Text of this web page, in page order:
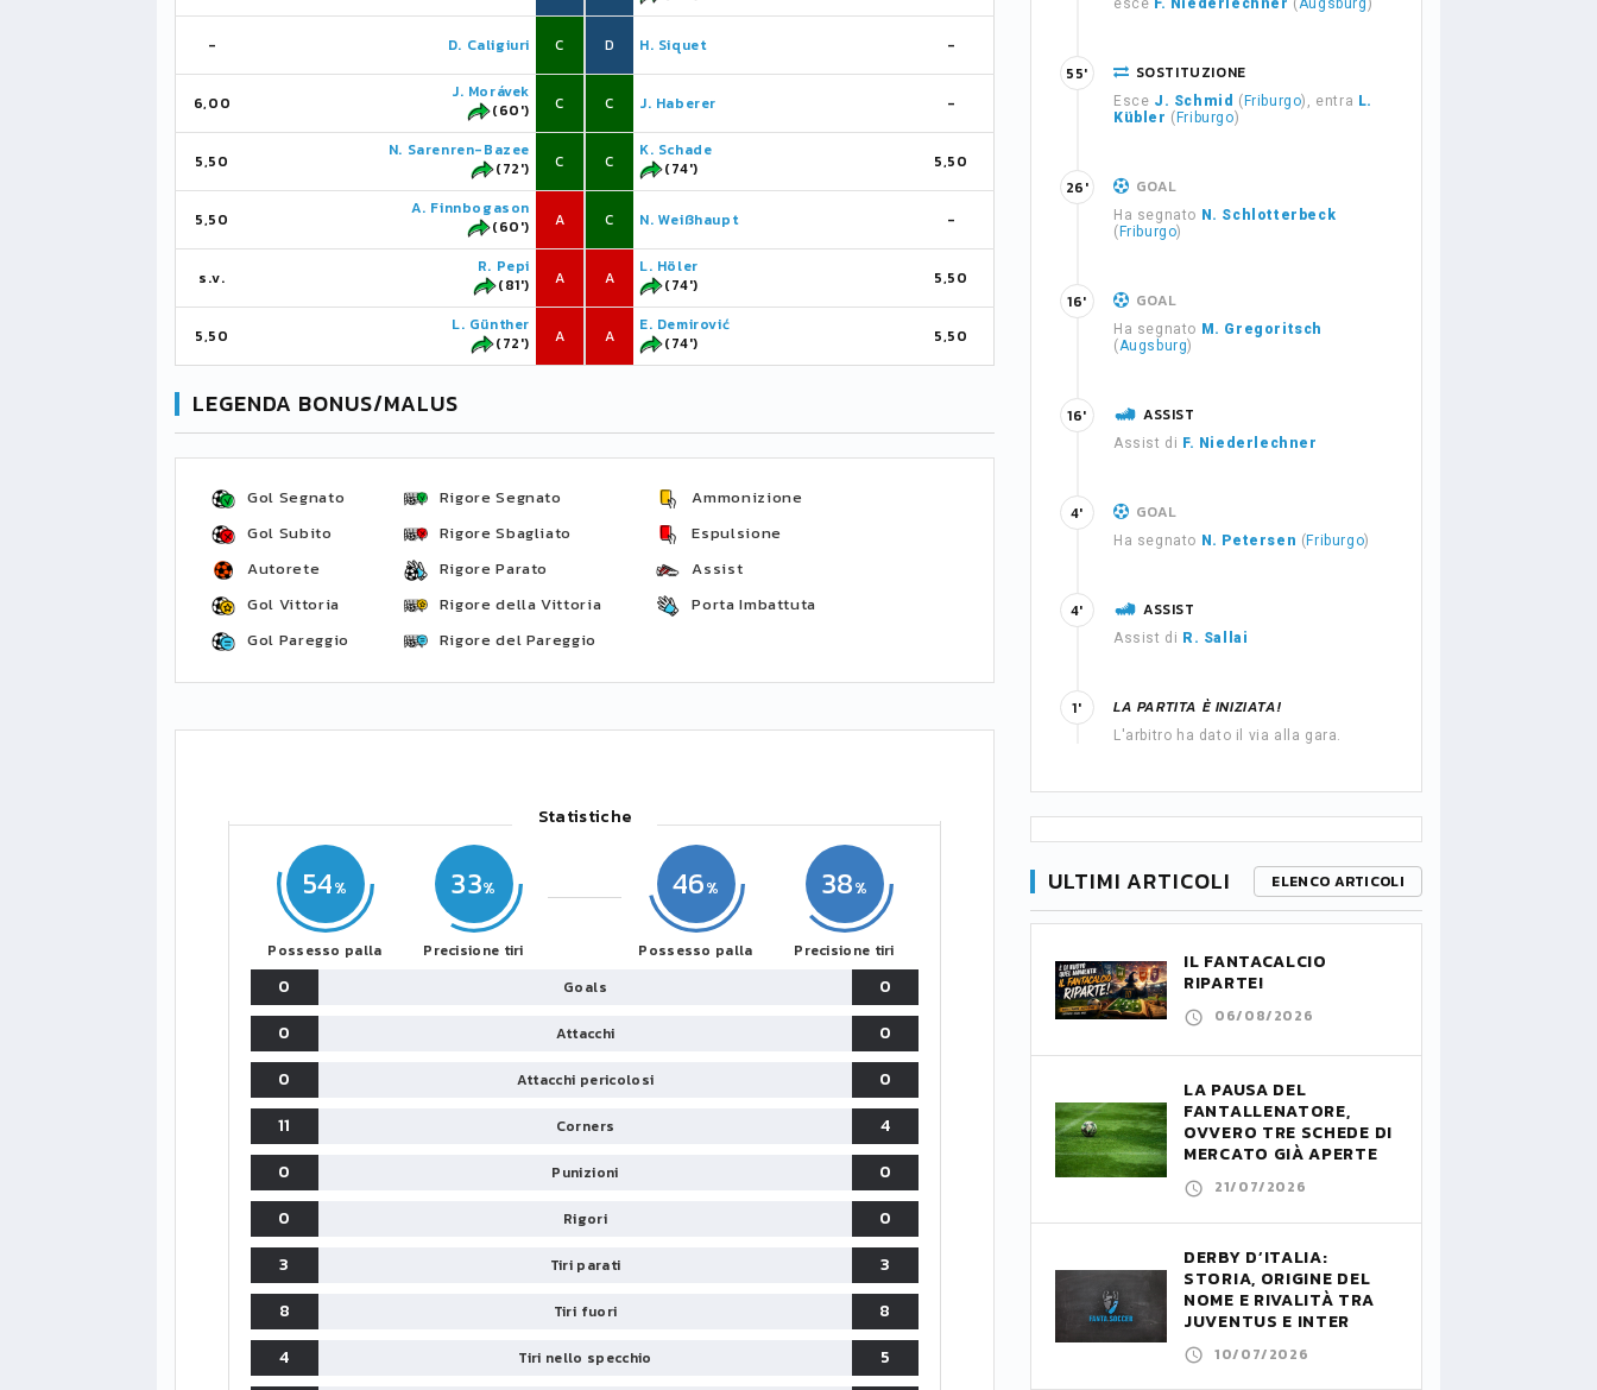
- D. Caligiuri C
6,00
J. Morávek
(60')
C
5,50
N. Sarenren-Bazee
(72')
C
5,50
A. Finnbogason
(60')
A
s.v.
R. Pepi
(81')
A
5,50
L. Günther
(72')
A
D H. Siquet -
C J. Haberer -
C
K. Schade
(74')
5,50
C N. Weißhaupt -
A
L. Höler
(74')
5,50
A
E. Demirović
(74')
5,50
LEGENDA BONUS/MALUS
Gol Segnato
Gol Subito
Autorete
Gol Vittoria
Gol Pareggio
Rigore Segnato
Rigore Sbagliato
Rigore Parato
Rigore della Vittoria
Rigore del Pareggio
Ammonizione
Espulsione
Assist
Porta Imbattuta
Statistiche
54
Possesso palla
33
Precisione tiri
46
Possesso palla
38
Precisione tiri
0 Goals
0
0
Attacchi
0
0
Attacchi pericolosi
0
11
Corners
4
0
Punizioni
0
0
Rigori
0
3
Tiri parati
3
8
Tiri fuori
8
4
Tiri nello specchio
5
esce F. Niederlechner (Augsburg)
SOSTITUZIONE
Esce J. Schmid ( Friburgo), entra L.
Kübler ( Friburgo)
55'
GOAL
Ha segnato N. Schlotterbeck
( Friburgo)
26'
GOAL
Ha segnato M. Gregoritsch
(Augsburg)
16'
ASSIST
Assist di F. Niederlechner
16'
GOAL
Ha segnato N. Petersen ( Friburgo)
4'
ASSIST
Assist di R. Sallai
4'
LA PARTITA È INIZIATA!
L'arbitro ha dato il via alla gara.
1'
ULTIMI ARTICOLI ELENCO ARTICOLI
IL FANTACALCIO
RIPARTE!
06/08/2026
LA PAUSA DEL
FANTALLENATORE,
OVVERO TRE SCHEDE DI
MERCATO GIÀ APERTE
21/07/2026
DERBY D’ITALIA:
STORIA, ORIGINE DEL
NOME E RIVALITÀ TRA
JUVENTUS E INTER
10/07/2026